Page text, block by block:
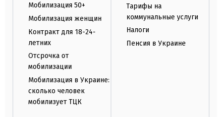
Мобилизация 50+
Мобилизация женщин
Контракт для 18-24-
летних
Отсрочка от
мобилизации
Мобилизация в Украине:
сколько человек
мобилизует ТЦК
Тарифы на
коммунальные услуги
Налоги
Пенсия в Украине